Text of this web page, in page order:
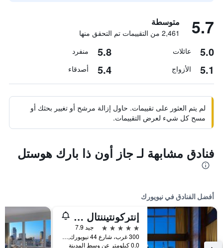
5.7 متوسطة
2,461 من التقييمات تم التحقق منها
5.0 عائلات 5.8 منفرد
5.1 الأزواج 5.4 أصدقاء
لم يتم العثور على تقييمات. حاول إزالة مرشح أو تغيير بحثك أو
مسح كل شيء لعرض التقييمات.
فنادق مشابهة لـ جاز أون ذا بارك هوستل
أفضل الفنادق في نيويورك
إنتركونتيننتال نيويورك تاميز سكوير
5 نجوم
جيد 7.9
300 غرب، شارع 44 نيويورك, نيويورك, NY, الولايات المتحدة الأميريكية
0.0 كيلومتر عن وسط المدينة